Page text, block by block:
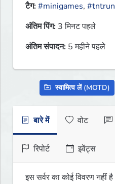
टैग:#minigames, #tntrun
अंतिम पिंग: 3 मिनट पहले
अंतिम संपादन: 5 महीने पहले
स्वामित्व लें (MOTD)
बारे में वोट
रिपोर्ट इवेंट्स
इस सर्वर का कोई विवरण नहीं है